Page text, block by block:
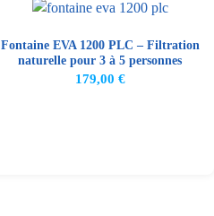
Fontaine EVA 1200 PLC – Filtration
naturelle pour 3 à 5 personnes
179,00 €